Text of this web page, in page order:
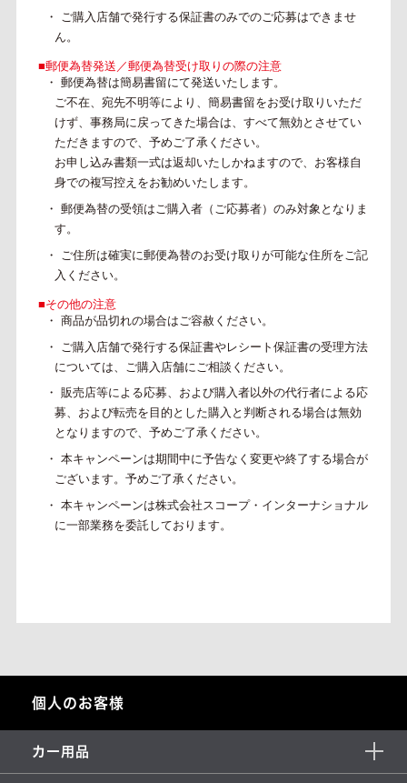
・ ご購入店舗で発行する保証書のみでのご応募はできませ
ん。
■郵便為替発送／郵便為替受け取りの際の注意
・ 郵便為替は簡易書留にて発送いたします。
ご不在、宛先不明等により、簡易書留をお受け取りいただ
けず、事務局に戻ってきた場合は、すべて無効とさせてい
ただきますので、予めご了承ください。
お申し込み書類一式は返却いたしかねますので、お客様自
身での複写控えをお勧めいたします。
・ 郵便為替の受領はご購入者（ご応募者）のみ対象となりま
す。
・ ご住所は確実に郵便為替のお受け取りが可能な住所をご記
入ください。
■その他の注意
・ 商品が品切れの場合はご容赦ください。
・ ご購入店舗で発行する保証書やレシート保証書の受理方法
については、ご購入店舗にご相談 ください。
・ 販売店等による応募、および購入者以外の代行者による応
募、および転売を目的とした購入と 判断される場合は無効
となりますので、予めご了承ください。
・ 本キャンペーンは期間中に予告なく変更や終了する場合が
ございます。予めご了承ください。
・ 本キャンペーンは株式会社スコープ・インターナショナル
に一部業務を委託しております。
個人のお客様
カー用品